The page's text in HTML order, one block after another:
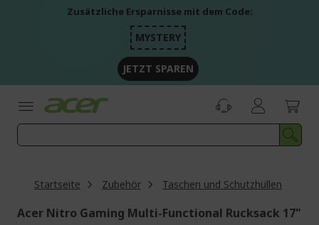
Zusätzliche Ersparnisse mit dem Code:
MYSTERY
JETZT SPAREN
Startseite Zubehör Taschen und Schutzhüllen
Acer Nitro Gaming Multi-Functional Rucksack 17"